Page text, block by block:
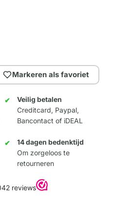
Markeren als favoriet
Veilig betalen
Creditcard, Paypal,
Bancontact of iDEAL
14 dagen bedenktijd
Om zorgeloos te
retourneren